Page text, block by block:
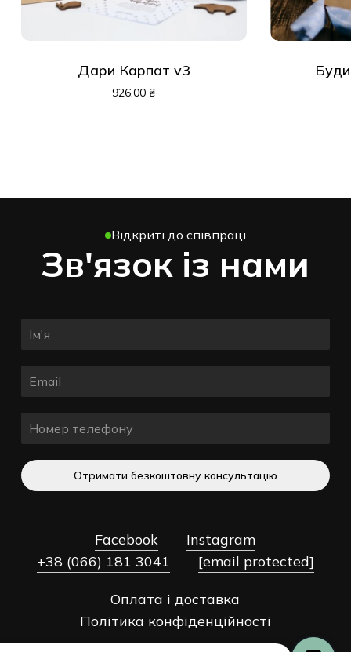
Оформлення
Дари Карпат v3
926,00 ₴
Відкриті до співпраці
Зв'язок із нами
Отримати безкоштовну консультацію
Facebook
Instagram
+38 (066) 181 3041
[email protected]
Оплата і доставка
Політика конфіденційності